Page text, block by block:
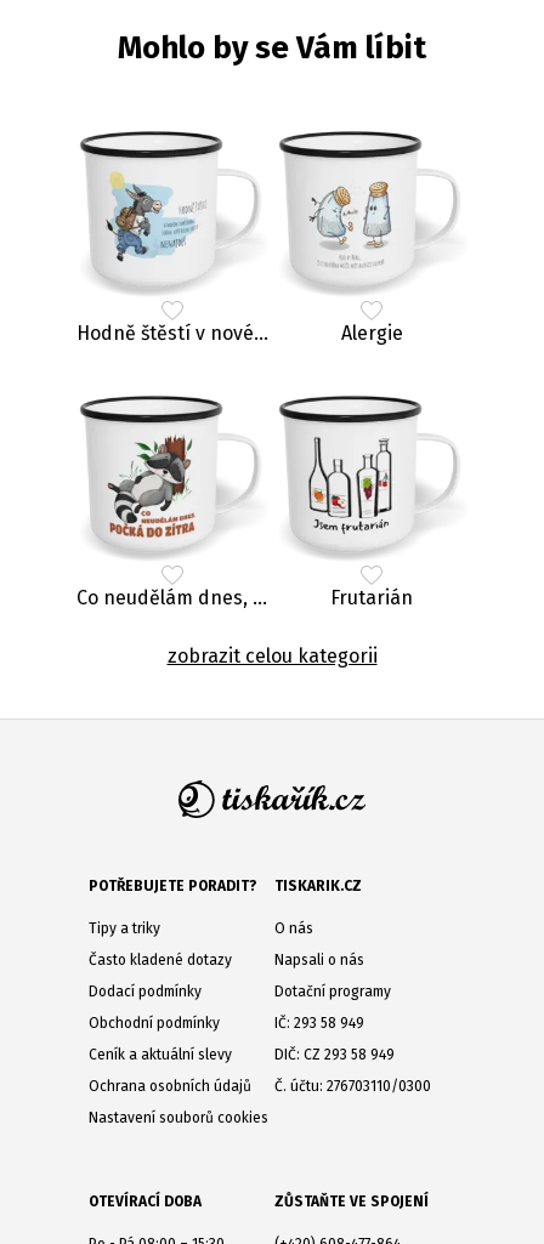
Mohlo by se Vám líbit
Hodně štěstí v novém zaměstnání, zrádce Alergie
Co neudělám dnes, počká do zítra Frutarián
zobrazit celou kategorii
POTŘEBUJETE PORADIT?
Tipy a triky
Často kladené dotazy
Dodací podmínky
Obchodní podmínky
Ceník a aktuální slevy
Ochrana osobních údajů
Nastavení souborů cookies
TISKARIK.CZ
O nás
Napsali o nás
Dotační programy
IČ: 293 58 949
DIČ: CZ 293 58 949
Č. účtu: 276703110/0300
OTEVÍRACÍ DOBA ZŮSTAŇTE VE SPOJENÍ